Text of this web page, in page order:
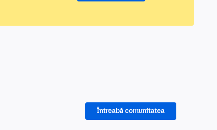
Întreabă comunitatea